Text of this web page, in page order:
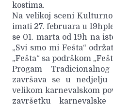
kostima.
Na velikoj sceni
imati 27. februara u
se 01. marta od 19h na
„Svi smo mi Fešta“
„Fešta“ sa podrškom
Progam
završava se u nedjelju
velikom karnevalskom
završetku